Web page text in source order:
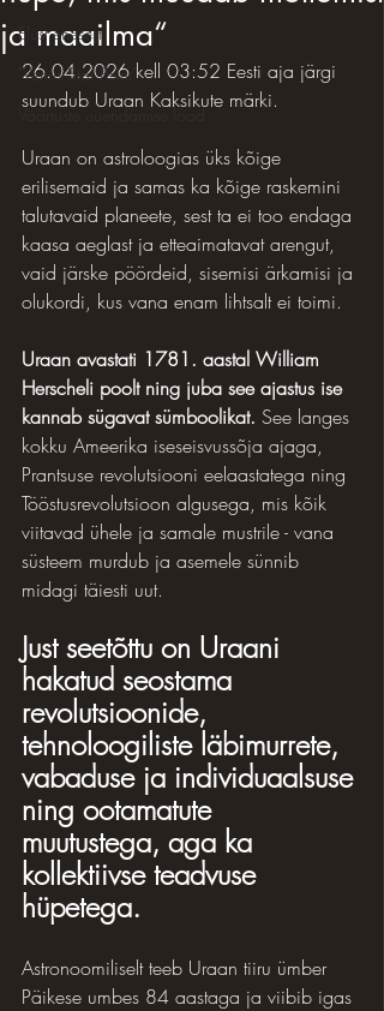
Elust enesest
"Venus Star Point"
Väärtuste uuendamise lood
ja maailma“
26.04.2026 kell 03:52 Eesti aja järgi
suundub Uraan Kaksikute märki.
Uraan on astroloogias üks kõige
erilisemaid ja samas ka kõige raskemini
talutavaid planeete, sest ta ei too endaga
kaasa aeglast ja etteaimatavat arengut,
vaid järske pöördeid, sisemisi ärkamisi ja
olukordi, kus vana enam lihtsalt ei toimi.
Uraan avastati 1781. aastal William
Herscheli poolt ning juba see ajastus ise
kannab sügavat sümboolikat. See langes
kokku Ameerika iseseisvussõja ajaga,
Prantsuse revolutsiooni eelaastatega ning
Tööstusrevolutsioon algusega, mis kõik
viitavad ühele ja samale mustrile - vana
süsteem murdub ja asemele sünnib
midagi täiesti uut.
Just seetõttu on Uraani
hakatud seostama
revolutsioonide,
tehnoloogiliste läbimurrete,
vabaduse ja individuaalsuse
ning ootamatute
muutustega, aga ka
kollektiivse teadvuse
hüpetega.
Astronoomiliselt teeb Uraan tiiru ümber
Päikese umbes 84 aastaga ja viibib igas